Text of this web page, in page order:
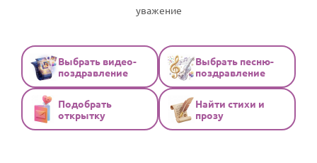
Стихи и тексты
ПРАЗДНИКИ
С Днем рождения
ОТЗЫВЫ
уважение
Выбрать видео-
поздравление
Выбрать песню-
поздравление
Подобрать
открытку
Найти стихи и
прозу